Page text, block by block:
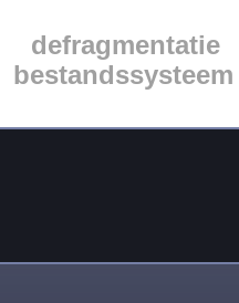
defragmentatie
bestandssysteem